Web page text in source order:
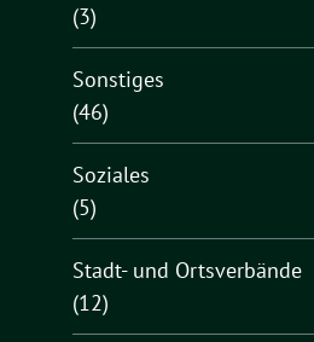
(3)
Sonstiges
(46)
Soziales
(5)
Stadt- und Ortsverbände
(12)